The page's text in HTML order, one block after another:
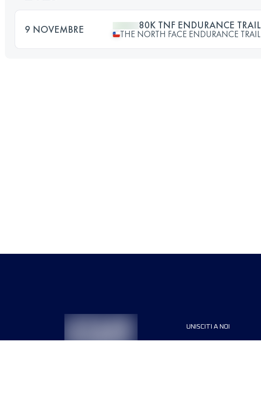
9 NOVEMBRE 80K TNF ENDURANCE TRAIL
THE NORTH FACE ENDURANCE TRAIL
UNISCITI A NOI